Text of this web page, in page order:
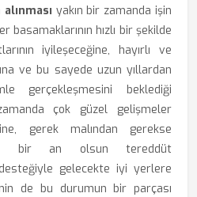
yakın bir zamanda işin
basamaklarının hızlı bir şekilde
iyileşeceğine, hayırlı ve
ve bu sayede uzun yıllardan
gerçekleşmesini beklediği
çok güzel gelişmeler
gerek malından gerekse
bir an olsun tereddüt
gelecekte iyi yerlere
de bu durumun bir parçası